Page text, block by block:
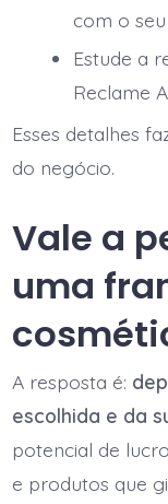
com o
Estude a
Reclame
Esses detalhes
do negócio.
Vale a
uma
A resposta é:
escolhida e da
potencial de
e produtos que